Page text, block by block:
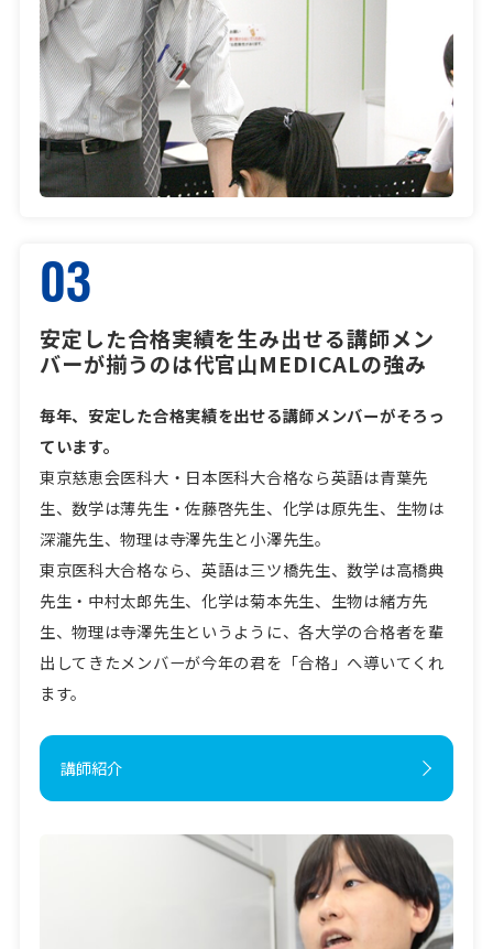
03
安定した合格実績を生み出せる講師メン
バーが揃うのは代官山MEDICALの強み
毎年、安定した合格実績を出せる講師メンバーがそろっ
ています。
東京慈恵会医科大・日本医科大合格なら英語は青葉先
生、数学は薄先生・佐藤啓先生、化学は原先生、生物は
深瀧先生、物理は寺澤先生と小澤先生。
東京医科大合格なら、英語は三ツ橋先生、数学は高橋典
先生・中村太郎先生、化学は菊本先生、生物は緒方先
生、物理は寺澤先生というように、各大学の合格者を輩
出してきたメンバーが今年の君を「合格」へ導いてくれ
ます。
講師紹介